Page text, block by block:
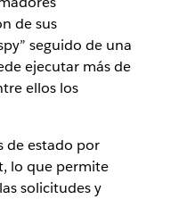
de sus
seguido de una
ejecutar más de
ellos los
de estado por
lo que permite
solicitudes y